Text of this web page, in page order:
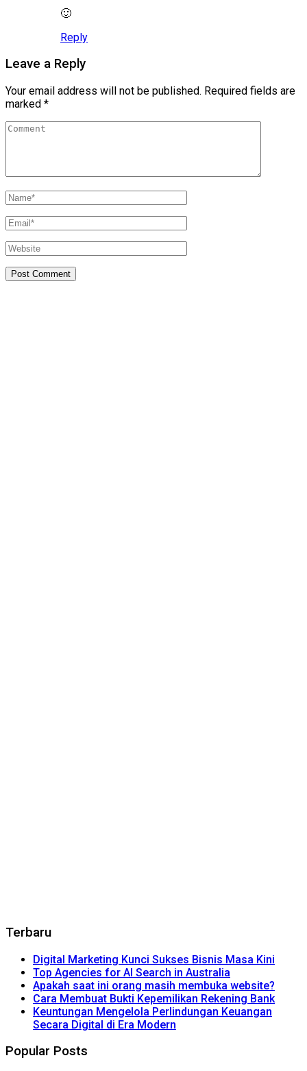
🙂
Reply
Leave a Reply
Your email address will not be published. Required fields are
marked *
Terbaru
Digital Marketing Kunci Sukses Bisnis Masa Kini
Top Agencies for AI Search in Australia
Apakah saat ini orang masih membuka website?
Cara Membuat Bukti Kepemilikan Rekening Bank
Keuntungan Mengelola Perlindungan Keuangan
Secara Digital di Era Modern
Popular Posts